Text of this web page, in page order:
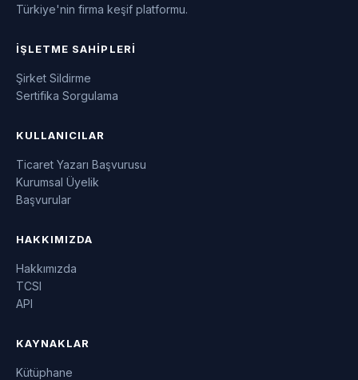
Türkiye'nin firma keşif platformu.
İŞLETME SAHIPLERI
Şirket Sildirme
Sertifika Sorgulama
KULLANICILAR
Ticaret Yazarı Başvurusu
Kurumsal Üyelik
Başvurular
HAKKIMIZDA
Hakkımızda
TCSI
API
KAYNAKLAR
Kütüphane